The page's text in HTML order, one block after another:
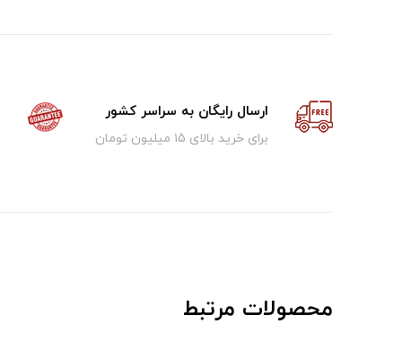
ارسال رایگان به سراسر کشور
برای خرید بالای ۱5 میلیون تومان
محصولات مرتبط